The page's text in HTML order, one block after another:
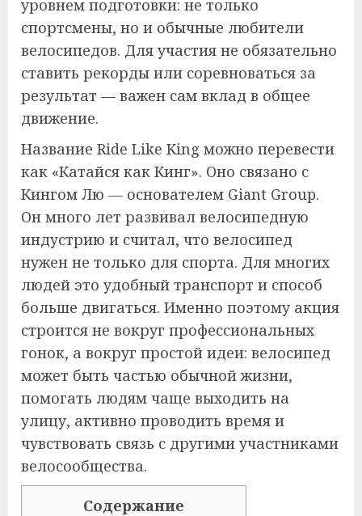
уровнем подготовки: не только
спортсмены, но и обычные любители
велосипедов. Для участия не обязательно
ставить рекорды или соревноваться за
результат — важен сам вклад в общее
движение.
Название Ride Like King можно перевести
как «Катайся как Кинг». Оно связано с
Кингом Лю — основателем Giant Group.
Он много лет развивал велосипедную
индустрию и считал, что велосипед
нужен не только для спорта. Для многих
людей это удобный транспорт и способ
больше двигаться. Именно поэтому акция
строится не вокруг профессиональных
гонок, а вокруг простой идеи: велосипед
может быть частью обычной жизни,
помогать людям чаще выходить на
улицу, активно проводить время и
чувствовать связь с другими участниками
велосообщества.
Содержание